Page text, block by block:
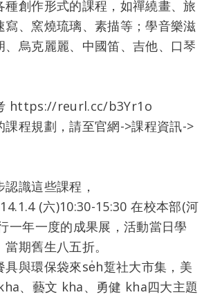
種創作形式的課程，如禪繞畫、旅
寫、窯燒琉璃、素描等；學音樂滋
、烏克麗麗、中國笛、吉他、口琴
https://reurl.cc/b3Yr1o
課程規劃，請至官網->課程資訊->
識這些課程，
(六)10:30-15:30 在校本部(河
一年一度的成果展，活動當日學
期舊生八五折。
具與環保袋來se̍h踅社大市集，美
、藝文 kha、勇健 kha四大主題